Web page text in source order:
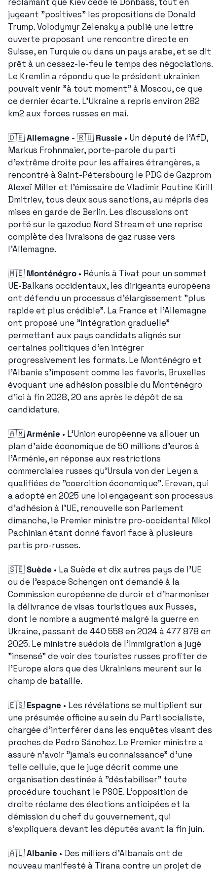
jugeant "positives" les propositions de Donald
Trump. Volodymyr Zelensky a publié une lettre
ouverte proposant une rencontre directe en
Suisse, en Turquie ou dans un pays arabe, et se dit
prêt à un cessez-le-feu le temps des négociations.
Le Kremlin a répondu que le président ukrainien
pouvait venir "à tout moment" à Moscou, ce que
ce dernier écarte. L'Ukraine a repris environ 282
km2 aux forces russes en mai.
🇩🇪Allemagne - 🇷🇺 Russie • Un député de l'AfD,
Markus Frohnmaier, porte-parole du parti
d'extrême droite pour les affaires étrangères, a
rencontré à Saint-Pétersbourg le PDG de Gazprom
Alexeï Miller et l'émissaire de Vladimir Poutine Kirill
Dmitriev, tous deux sous sanctions, au mépris des
mises en garde de Berlin. Les discussions ont
porté sur le gazoduc Nord Stream et une reprise
complète des livraisons de gaz russe vers
l'Allemagne.
🇲🇪 Monténégro • Réunis à Tivat pour un sommet
UE-Balkans occidentaux, les dirigeants européens
ont défendu un processus d'élargissement "plus
rapide et plus crédible". La France et l'Allemagne
ont proposé une "intégration graduelle"
permettant aux pays candidats alignés sur
certaines politiques d'en intégrer
progressivement les formats. Le Monténégro et
l'Albanie s'imposent comme les favoris, Bruxelles
évoquant une adhésion possible du Monténégro
d'ici à fin 2028, 20 ans après le dépôt de sa
candidature.
🇦🇲Arménie • L'Union européenne va allouer un
plan d'aide économique de 50 millions d'euros à
l'Arménie, en réponse aux restrictions
commerciales russes qu'Ursula von der Leyen a
qualifiées de "coercition économique". Erevan, qui
a adopté en 2025 une loi engageant son processus
d'adhésion à l'UE, renouvelle son Parlement
dimanche, le Premier ministre pro-occidental Nikol
Pachinian étant donné favori face à plusieurs
partis pro-russes.
🇸🇪Suède • La Suède et dix autres pays de l'UE
ou de l'espace Schengen ont demandé à la
Commission européenne de durcir et d'harmoniser
la délivrance de visas touristiques aux Russes,
dont le nombre a augmenté malgré la guerre en
Ukraine, passant de 440 558 en 2024 à 477 878 en
2025. Le ministre suédois de l'Immigration a jugé
"insensé" de voir des touristes russes profiter de
l'Europe alors que des Ukrainiens meurent sur le
champ de bataille.
🇪🇸 Espagne • Les révélations se multiplient sur
une présumée officine au sein du Parti socialiste,
chargée d'interférer dans les enquêtes visant des
proches de Pedro Sánchez. Le Premier ministre a
assuré n'avoir "jamais eu connaissance" d'une
telle cellule, que le juge décrit comme une
organisation destinée à "déstabiliser" toute
procédure touchant le PSOE. L'opposition de
droite réclame des élections anticipées et la
démission du chef du gouvernement, qui
s'expliquera devant les députés avant la fin juin.
🇦🇱Albanie • Des milliers d'Albanais ont de
nouveau manifesté à Tirana contre un projet de